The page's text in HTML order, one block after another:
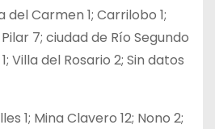
del Carmen 1; Carrilobo 1;
7; ciudad de Río Segundo
Villa del Rosario 2; Sin datos
1; Mina Clavero 12; Nono 2;